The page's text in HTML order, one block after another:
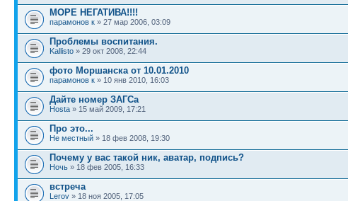
МОРЕ НЕГАТИВА!!!!
парамонов к » 27 мар 2006, 03:09
Проблемы воспитания.
Kallisto » 29 окт 2008, 22:44
фото Моршанска от 10.01.2010
парамонов к » 10 янв 2010, 16:03
Дайте номер ЗАГСа
Hosta » 15 май 2009, 17:21
Про это...
Не местный » 18 фев 2008, 19:30
Почему у вас такой ник, аватар, подпись?
Ночь » 18 фев 2005, 16:33
встреча
Lerov » 18 ноя 2005, 17:05